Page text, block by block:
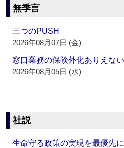
無季言
三つのPUSH
2026年08月07日 (金)
窓口業務の保険外化ありえない
2026年08月05日 (水)
社説
生命守る政策の実現を最優先に